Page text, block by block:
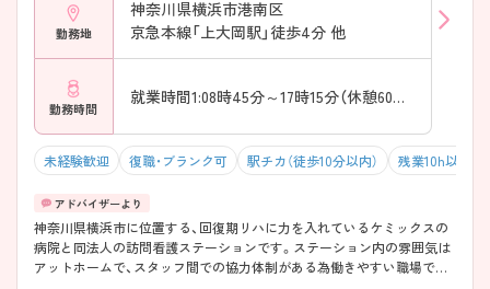
勤務地
神奈川県横浜市港南区
京急本線「上大岡駅」徒歩4分 他
勤務時間
就業時間1:08時45分～17時15分（休憩60分）
未経験歓迎 復職・ブランク可 駅チカ（徒歩10分以内） 残業10h以下（
神奈川県横浜市に位置する、回復期リハに力を入れているケミックスの
病院と同法人の訪問看護ステーションです。ステーション内の雰囲気は
アットホームで、スタッフ間での協力体制がある為働きやすい職場でご